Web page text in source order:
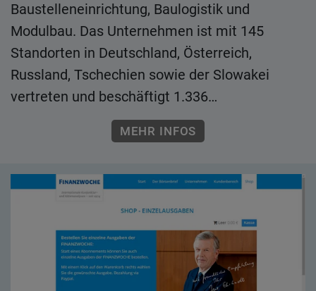
Baustelleneinrichtung, Baulogistik und
Modulbau. Das Unternehmen ist mit 145
Standorten in Deutschland, Österreich,
Russland, Tschechien sowie der Slowakei
vertreten und beschäftigt 1.336…
MEHR INFOS